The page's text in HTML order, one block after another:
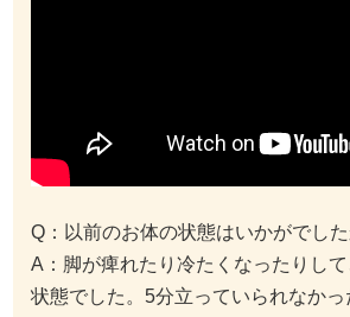
Q：以前のお体の状態はいかがでした
A：脚が痺れたり冷たくなったりし
状態でした。5分立っていられなか